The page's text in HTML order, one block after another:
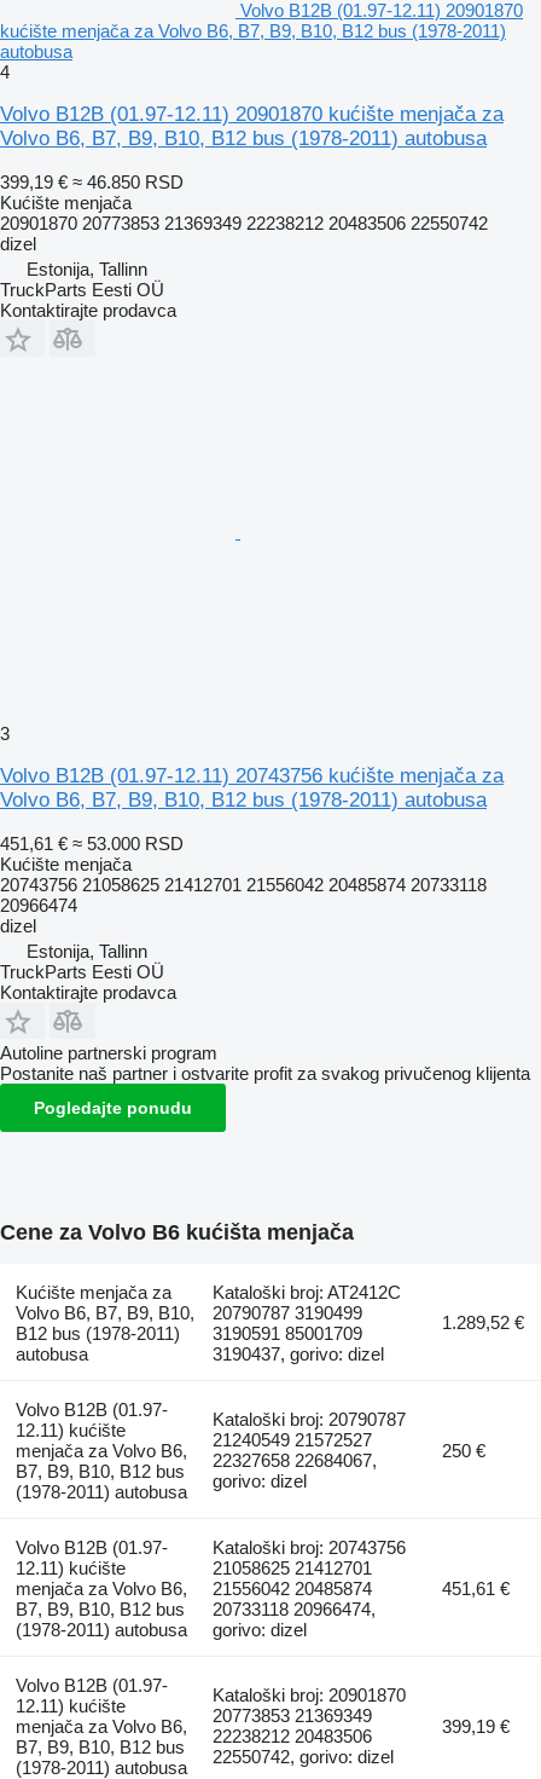
Volvo B12B (01.97-12.11) 20901870
kućište menjača za Volvo B6, B7, B9, B10, B12 bus (1978-2011)
autobusa
4
Volvo B12B (01.97-12.11) 20901870 kućište menjača za
Volvo B6, B7, B9, B10, B12 bus (1978-2011) autobusa
399,19 € ≈ 46.850 RSD
Kućište menjača
20901870 20773853 21369349 22238212 20483506 22550742
dizel
Estonija, Tallinn
TruckParts Eesti OÜ
Kontaktirajte prodavca
3
Volvo B12B (01.97-12.11) 20743756 kućište menjača za
Volvo B6, B7, B9, B10, B12 bus (1978-2011) autobusa
451,61 € ≈ 53.000 RSD
Kućište menjača
20743756 21058625 21412701 21556042 20485874 20733118
20966474
dizel
Estonija, Tallinn
TruckParts Eesti OÜ
Kontaktirajte prodavca
Autoline partnerski program
Postanite naš partner i ostvarite profit za svakog privučenog klijenta
Pogledajte ponudu
Cene za Volvo B6 kućišta menjača
Kućište menjača za
Volvo B6, B7, B9, B10,
B12 bus (1978-2011)
autobusa
Kataloški broj: AT2412C
20790787 3190499
3190591 85001709
3190437, gorivo: dizel
1.289,52 €
Volvo B12B (01.97-
12.11) kućište
menjača za Volvo B6,
B7, B9, B10, B12 bus
(1978-2011) autobusa
Kataloški broj: 20790787
21240549 21572527
22327658 22684067,
gorivo: dizel
250 €
Volvo B12B (01.97-
12.11) kućište
menjača za Volvo B6,
B7, B9, B10, B12 bus
(1978-2011) autobusa
Kataloški broj: 20743756
21058625 21412701
21556042 20485874
20733118 20966474,
gorivo: dizel
451,61 €
Volvo B12B (01.97-
12.11) kućište
menjača za Volvo B6,
B7, B9, B10, B12 bus
(1978-2011) autobusa
Kataloški broj: 20901870
20773853 21369349
22238212 20483506
22550742, gorivo: dizel
399,19 €